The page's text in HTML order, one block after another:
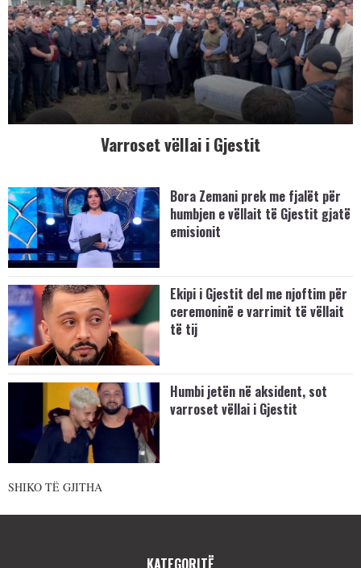
Varroset vëllai i Gjestit
Bora Zemani prek me fjalët për
humbjen e vëllait të Gjestit gjatë
emisionit
Ekipi i Gjestit del me njoftim për
ceremoninë e varrimit të vëllait
të tij
Humbi jetën në aksident, sot
varroset vëllai i Gjestit
SHIKO TË GJITHA
KATEGORITË